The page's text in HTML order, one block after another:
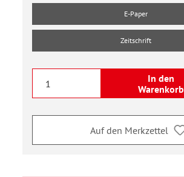
E-Paper
Zeitschrift
In den
Warenkorb
Auf den Merkzettel